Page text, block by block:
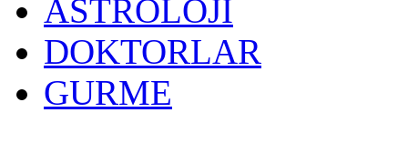
ASTROLOJİ
DOKTORLAR
GURME